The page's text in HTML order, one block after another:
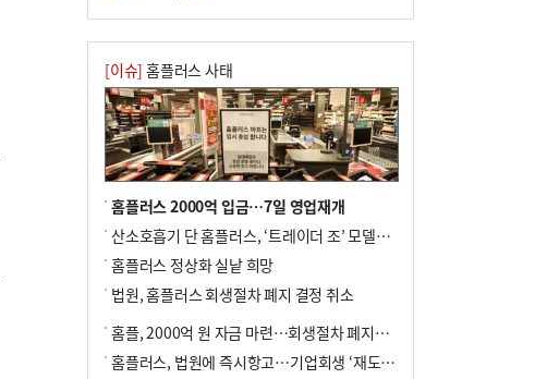
10 르노 못 타는 부산시장…관용차 규정에 막
힌 지역기업 응원
[이슈] 홈플러스 사태
홈플러스 2000억 입금…7일 영업재개
산소호흡기 단 홈플러스, ‘트레이더 조’ 모델로 살아날까
홈플러스 정상화 실낱 희망
법원, 홈플러스 회생절차 폐지 결정 취소
홈플, 2000억 원 자금 마련…회생절차 폐지에 즉시항고(종합)
홈플러스, 법원에 즉시항고…기업회생 ‘재도전’